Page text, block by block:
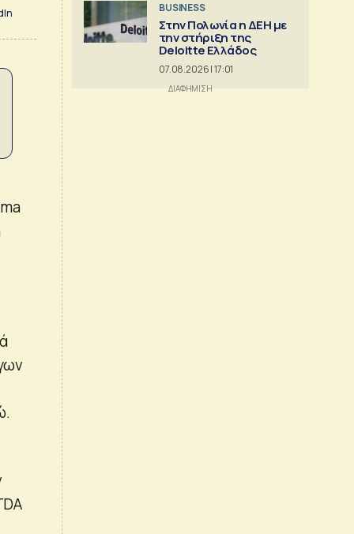
BUSINESS
Στην Πολωνία η ΔΕΗ με
την στήριξη της
Deloitte Ελλάδος
07.08.2026 | 17:01